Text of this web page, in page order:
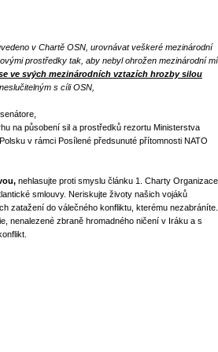
v Chartě OSN, urovnávat veškeré mezinárodní
prostředky tak, aby nebyl ohrožen mezinárodní
ve svých mezinárodních vztazích hrozby silou
s cíli OSN,
na působení sil a prostředků rezortu Ministerstva
v rámci Posílené předsunuté přítomnosti NATO
nehlasujte proti smyslu článku 1. Charty Organizace
smlouvy. Neriskujte životy našich vojáků
zatažení do válečného konfliktu, kterému nezabráníte.
nenalezené zbraně hromadného ničení v Iráku a s